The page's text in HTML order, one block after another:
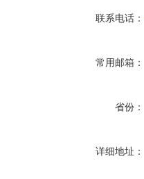
联系电话：
常用邮箱：
省份：
详细地址：